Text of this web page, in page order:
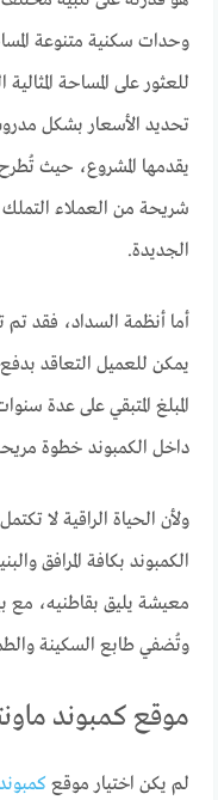
وحدات سكنية متنوعة
للعثور على المساحة
تحديد الأسعار بشكل مدروس
يقدمها المشروع، حيث
شريحة من العملاء
الجديدة.
أما أنظمة السداد، فقد
يمكن للعميل التعاقد
المبلغ المتبقي على عدة
داخل الكمبوند خطوة
ولأن الحياة الراقية لا
الكمبوند بكافة المرافق
معيشة يليق بقاطنيه،
وتُضفي طابع السكينة
موقع كمبوند
لم يكن اختيار موقع